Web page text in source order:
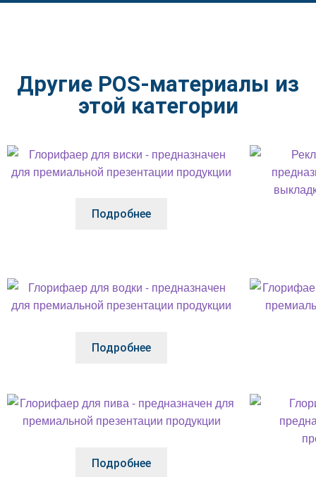
Другие POS-материалы из
этой категории
Подробнее
Подробнее
Подробнее